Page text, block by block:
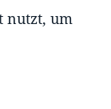
nutzt, um